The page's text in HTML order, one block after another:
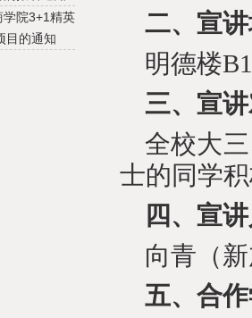
学院3+1精英
目的通知
二、宣
明德楼
三、宣
全校大
士的同学
四、宣
向青（
五、合